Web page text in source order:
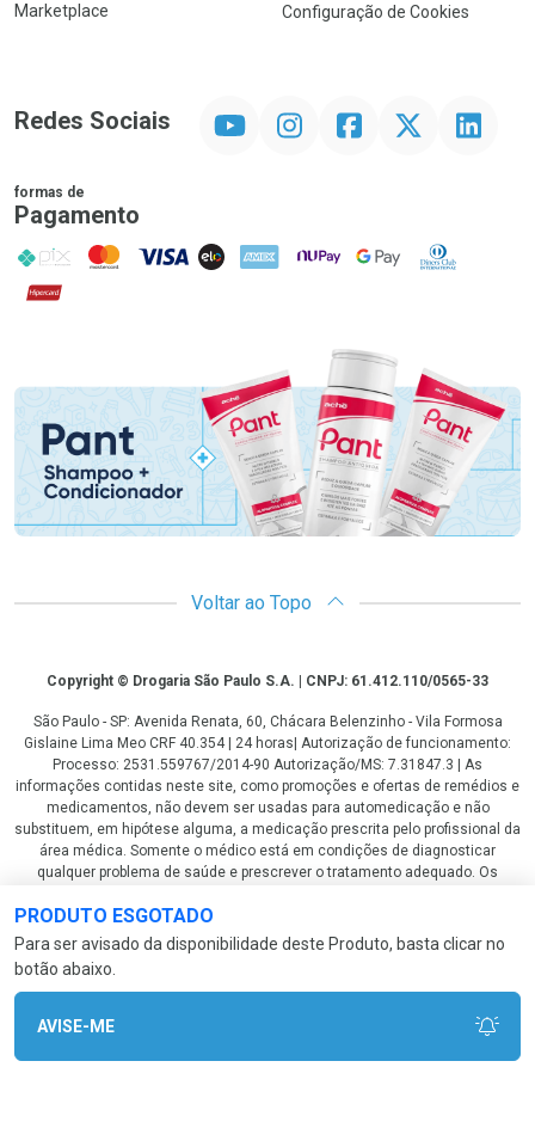
PRODUTO ESGOTADO
Para ser avisado da disponibilidade deste Produto, basta clicar no
botão abaixo.
AVISE-ME
Marketplace
Configuração de Cookies
Redes Sociais InstagramFacebookTwitter Linkedin
formas de
Pagamento
PIX MasterCard
VISA ELO AMEX NuPay Google PayDiners Club
Hipercard
Promoção em Destaque
Voltar ao Topo
CopyrightCopyright © Drogaria São Paulo S.A. | CNPJ: 61.412.110/0565-33
São Paulo - SP: Avenida Renata, 60, Chácara Belenzinho - Vila Formosa
Gislaine Lima Meo CRF 40.354 | 24 horas| Autorização de funcionamento:
Processo: 2531.559767/2014-90 Autorização/MS: 7.31847.3 | As
informações contidas neste site, como promoções e ofertas de remédios e
medicamentos, não devem ser usadas para automedicação e não
substituem, em hipótese alguma, a medicação prescrita pelo profissional da
área médica. Somente o médico está em condições de diagnosticar
qualquer problema de saúde e prescrever o tratamento adequado. Os
fotos contidas em nosso site são meramente ilustrativas. *Preços e
disponibilidade sujeitos a alterações no decorrer do dia. Antibióticos e
antimicrobianos vendas apenas em lojas físicas ou televendas. Portaria nº
344 - 01/02/1999 - Ministério da Saúde. Horário de funcionamento Central
LGPD Aceite os Cookies